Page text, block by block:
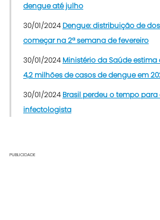
dengue até julho
30/01/2024 Dengue: distribuição de
começar na 2ª semana de fevereiro
30/01/2024 Ministério da Saúde
4,2 milhões de casos de dengue em
30/01/2024 Brasil perdeu o tempo
infectologista
PUBLICIDADE